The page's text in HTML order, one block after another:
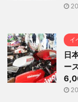
イ
日
ー